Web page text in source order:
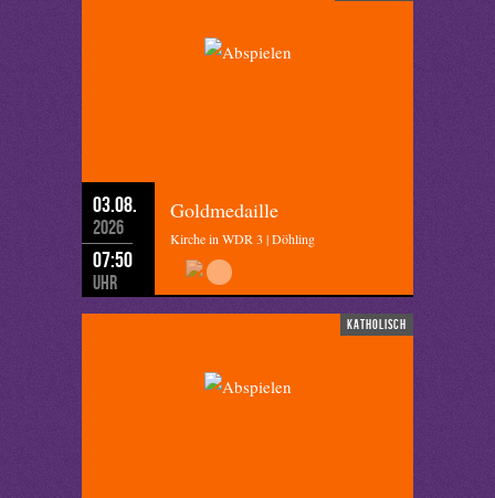
03.08.
2026
07:50
Uhr
Goldmedaille
Kirche in WDR 3 | Döhling
katholisch